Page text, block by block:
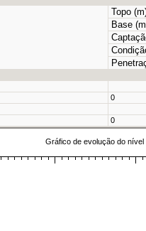
Topo
Base
0
0
Gráfico de evolução do